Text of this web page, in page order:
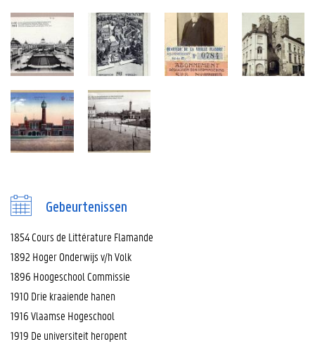
Gebeurtenissen
1854 Cours de Littérature Flamande
1892 Hoger Onderwijs v/h Volk
1896 Hoogeschool Commissie
1910 Drie kraaiende hanen
1916 Vlaamse Hogeschool
1919 De universiteit heropent